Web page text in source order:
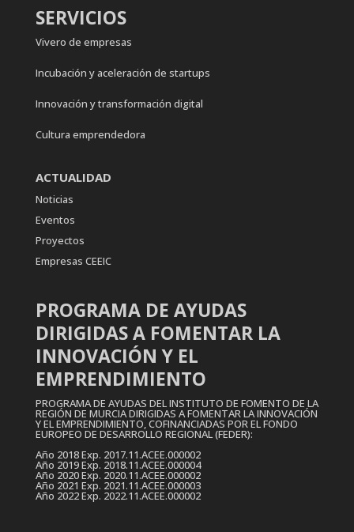
SERVICIOS
Vivero de empresas
Incubación y aceleración de startups
Innovación y transformación digital
Cultura emprendedora
ACTUALIDAD
Noticias
Eventos
Proyectos
Empresas CEEIC
PROGRAMA DE AYUDAS
DIRIGIDAS A FOMENTAR LA
INNOVACIÓN Y EL
EMPRENDIMIENTO
PROGRAMA DE AYUDAS DEL INSTITUTO DE FOMENTO DE LA
REGIÓN DE MURCIA DIRIGIDAS A FOMENTAR LA INNOVACIÓN
Y EL EMPRENDIMIENTO, COFINANCIADAS POR EL FONDO
EUROPEO DE DESARROLLO REGIONAL (FEDER):
Año 2018 Exp. 2017.11.ACEE.000002
Año 2019 Exp. 2018.11.ACEE.000004
Año 2020 Exp. 2020.11.ACEE.000002
Año 2021 Exp. 2021.11.ACEE.000003
Año 2022 Exp. 2022.11.ACEE.000002